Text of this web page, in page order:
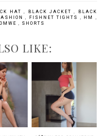
HAT, BLACK JACKET,
BLACK
, FISHNET TIGHTS , HM ,
, SHORTS
LIKE: